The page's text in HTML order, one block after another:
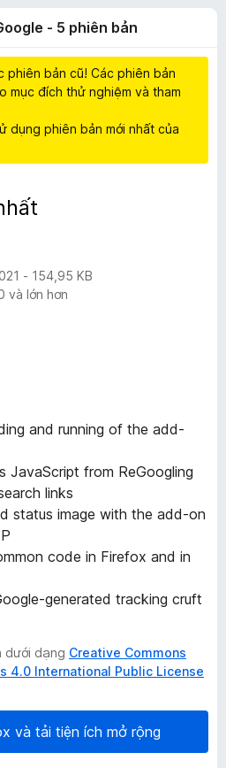
i
r
e
f
o
- 5 phiên bản
phiên bản cũ! Các phiên bản
mục đích thử nghiệm và tham
dụng phiên bản mới nhất của
- 154,95 KB
và lớn hơn
and running of the add-
JavaScript from ReGoogling
links
status image with the add-on
code in Firefox and in
generated tracking cruft
dưới dạng Creative Commons
4.0 International Public License
và tải tiện ích mở rộng